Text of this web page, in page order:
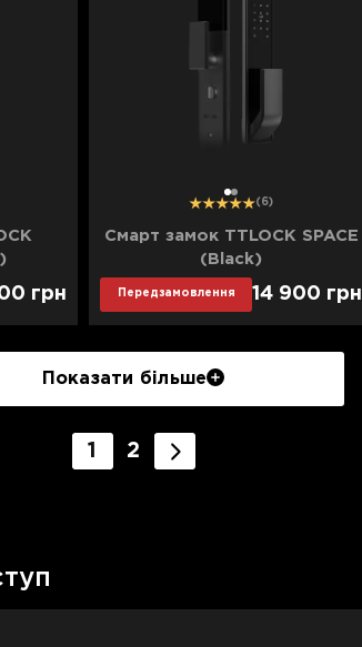
грн
1 (6)
Смарт замок TTLOCK SPACE
(Black)
Передзамовлення 14 900 грн
Показати більше
1 2